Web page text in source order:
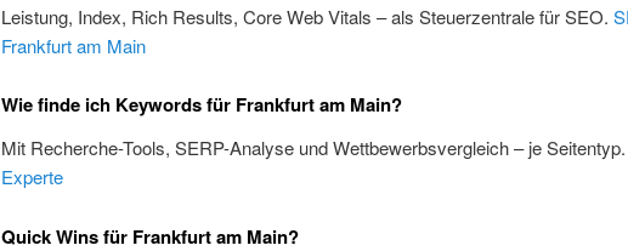
Leistung, Index, Rich Results, Core Web Vitals – als Steuerzentrale für SEO.
Frankfurt am Main
Wie finde ich Keywords für Frankfurt am Main?
Mit Recherche-Tools, SERP-Analyse und Wettbewerbsvergleich – je Seitentyp.
Experte
Quick Wins für Frankfurt am Main?